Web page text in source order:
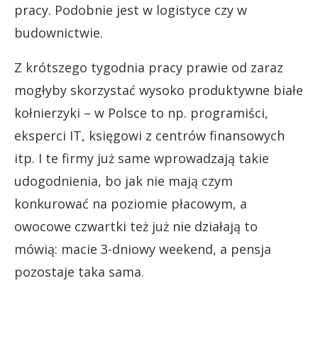
pracy. Podobnie jest w logistyce czy w
budownictwie.
Z krótszego tygodnia pracy prawie od zaraz
mogłyby skorzystać wysoko produktywne białe
kołnierzyki – w Polsce to np. programiści,
eksperci IT, księgowi z centrów finansowych
itp. I te firmy już same wprowadzają takie
udogodnienia, bo jak nie mają czym
konkurować na poziomie płacowym, a
owocowe czwartki też już nie działają to
mówią: macie 3-dniowy weekend, a pensja
pozostaje taka sama.